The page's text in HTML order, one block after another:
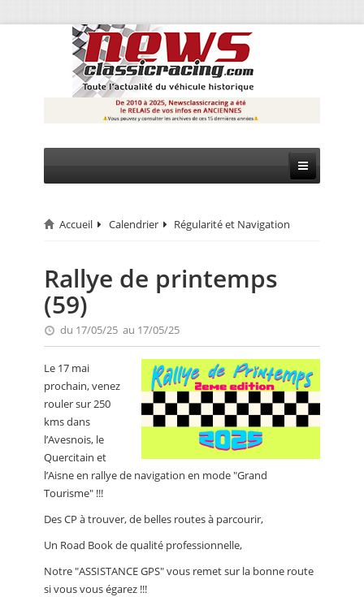
CIRCUIT
RALLYE
MONTAGNE
EVÈNEMENTS
CALENDRIER
FOCUS
VIDEO
ANNUAIRES
Accueil Calendrier Régularité et Navigation
Rallye de printemps
(59)
du 17/05/25 au 17/05/25
Le 17 mai
prochain, venez
rouler sur 250
kms dans
l’Avesnois, le
Quercitain et
l’Aisne en rallye de navigation en mode "Grand
Tourisme" !!!
Des CP à trouver, de belles routes à parcourir,
Un Road Book de qualité professionnelle,
Notre "ASSISTANCE GPS" vous remet sur la bonne route
si vous vous égarez !!!